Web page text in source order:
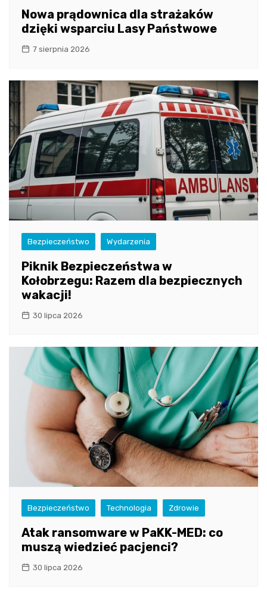
Nowa prądownica dla strażaków
dzięki wsparciu Lasy Państwowe
7 sierpnia 2026
Bezpieczeństwo Wydarzenia
Piknik Bezpieczeństwa w
Kołobrzegu: Razem dla bezpiecznych
wakacji!
30 lipca 2026
Bezpieczeństwo Technologia Zdrowie
Atak ransomware w PaKK-MED: co
muszą wiedzieć pacjenci?
30 lipca 2026